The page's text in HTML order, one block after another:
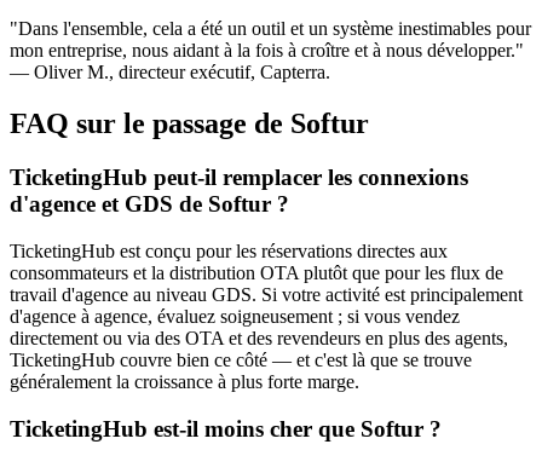
"Dans l'ensemble, cela a été un outil et un système inestimables pour
mon entreprise, nous aidant à la fois à croître et à nous développer."
— Oliver M., directeur exécutif, Capterra.
FAQ sur le passage de Softur
TicketingHub peut-il remplacer les connexions
d'agence et GDS de Softur ?
TicketingHub est conçu pour les réservations directes aux
consommateurs et la distribution OTA plutôt que pour les flux de
travail d'agence au niveau GDS. Si votre activité est principalement
d'agence à agence, évaluez soigneusement ; si vous vendez
directement ou via des OTA et des revendeurs en plus des agents,
TicketingHub couvre bien ce côté — et c'est là que se trouve
généralement la croissance à plus forte marge.
TicketingHub est-il moins cher que Softur ?